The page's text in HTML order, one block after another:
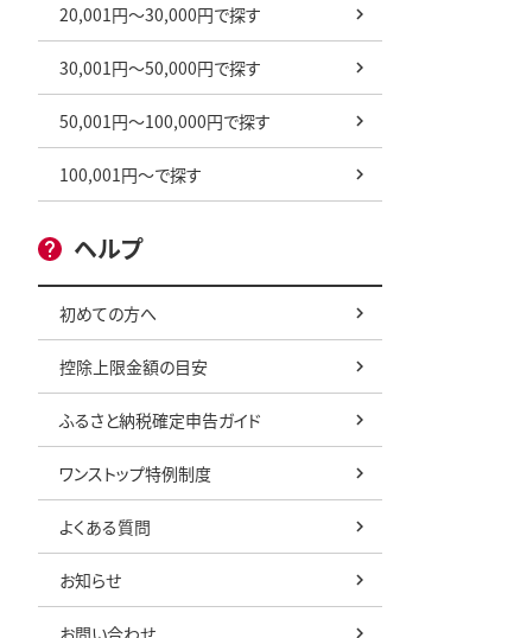
20,001円～30,000円で探す
30,001円～50,000円で探す
50,001円～100,000円で探す
100,001円～で探す
ヘルプ
初めての方へ
控除上限金額の目安
ふるさと納税確定申告ガイド
ワンストップ特例制度
よくある質問
お知らせ
お問い合わせ